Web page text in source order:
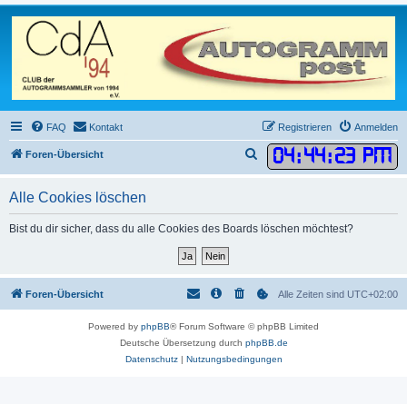
FAQ Kontakt Anmelden
Registrieren
Foren-Übersicht 04:44:23 PM
u
Alle Cookies löschen
Bist du dir sicher, dass du alle Cookies des Boards löschen möchtest?
Foren-Übersicht Alle Zeiten sind UTC+02:00
Powered by phpBB® Forum Software © phpBB Limited
Deutsche Übersetzung durch phpBB.de
Datenschutz| Nutzungsbedingungen